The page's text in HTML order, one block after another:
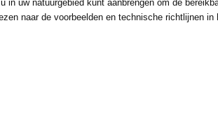
uw natuurgebied kunt aanbrengen om de
naar de voorbeelden en technische richtlijnen in